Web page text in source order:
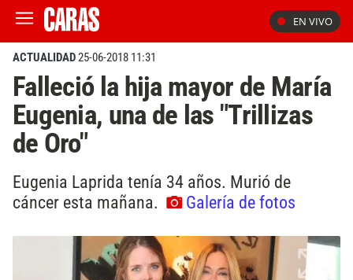
EN VIVO
ACTUALIDAD25-06-2018 11:31
Falleció la hija mayor de María
Eugenia, una de las "Trillizas
de Oro"
Eugenia Laprida tenía 34 años. Murió de
cáncer esta mañana.
Galería de fotos